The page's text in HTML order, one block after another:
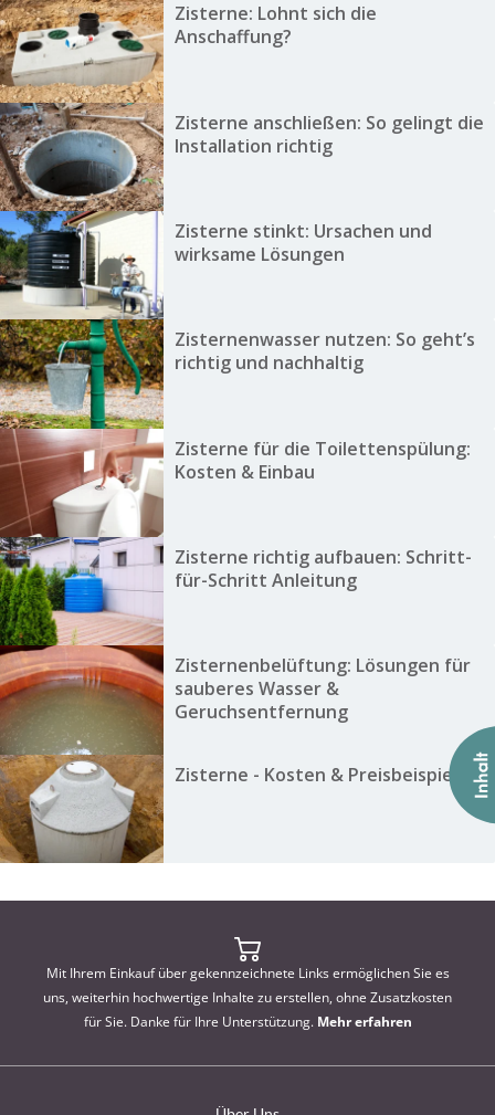
Zisterne: Lohnt sich die
Anschaffung?
Zisterne anschließen: So gelingt die
Installation richtig
Zisterne stinkt: Ursachen und
wirksame Lösungen
Zisternenwasser nutzen: So geht’s
richtig und nachhaltig
Zisterne für die Toilettenspülung:
Kosten & Einbau
Zisterne richtig aufbauen: Schritt-
für-Schritt Anleitung
Zisternenbelüftung: Lösungen für
sauberes Wasser &
Geruchsentfernung
Zisterne - Kosten & Preisbeispiele
Mit Ihrem Einkauf über gekennzeichnete Links ermöglichen Sie es
uns, weiterhin hochwertige Inhalte zu erstellen, ohne Zusatzkosten
für Sie. Danke für Ihre Unterstützung. Mehr erfahren